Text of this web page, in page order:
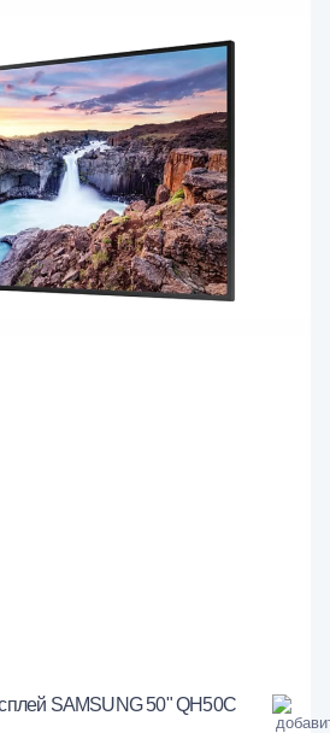
SAMSUNG 50" QH50C